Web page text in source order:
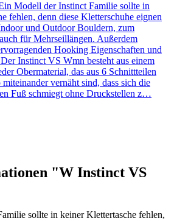
Modell der Instinct Familie sollte in
fehlen, denn diese Kletterschuhe eignen
und Outdoor Bouldern, zum
für Mehrseillängen. Außerdem
Hooking Eigenschaften und
Instinct VS Wmn besteht aus einem
Obermaterial, das aus 6 Schnittteilen
vernäht sind, dass sich die
Fuß schmiegt ohne Druckstellen z…
"W Instinct VS
sollte in keiner Klettertasche fehlen,